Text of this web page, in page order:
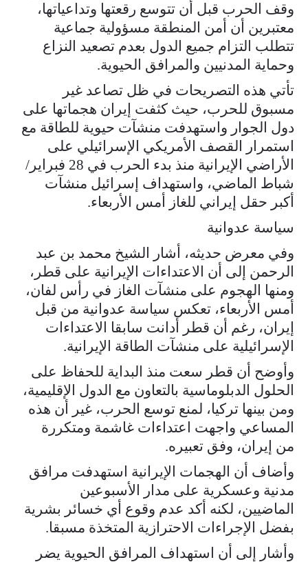
وقف الحرب قبل أن تتوسع رقعتها وتداعياتها،
معتبرين أن أمن المنطقة مسؤولية جماعية
تتطلب التزام جميع الدول بعدم تصعيد النزاع
وحماية المدنيين والمرافق الحيوية.
تأتي هذه التصريحات في ظل تصاعد غير
مسبوق للحرب، حيث كثفت إيران هجماتها على
دول الجوار واستهدفت منشآت حيوية للطاقة مع
استمرار القصف الأمريكي الإسرائيلي على
الأراضي الإيرانية منذ بدء الحرب في 28 فبراير/
شباط الماضي، واستهداف إسرائيل منشآت
أكبر حقل إيراني للغاز أمس الأربعاء.
سياسة عدوانية
وفي معرض حديثه، أشار الشيخ محمد بن عبد
الرحمن إلى أن الاعتداءات الإيرانية على قطر،
ومنها الهجوم على منشآت الغاز في رأس لفان،
أمس الأربعاء، تعكس سياسة عدوانية من قبل
إيران، رغم أن قطر أدانت سابقا الاعتداءات
الإسرائيلية على منشآت الطاقة الإيرانية.
وأوضح أن قطر سعت منذ البداية للحفاظ على
الحلول الدبلوماسية بالتعاون مع الدول الإقليمية،
ومن بينها تركيا، لمنع توسع الحرب، غير أن هذه
المساعي واجهت اعتداءات غاشمة ومتكررة
من إيران، وفق تعبيره.
وأضاف أن الهجمات الإيرانية استهدفت مرافق
مدنية وعسكرية على مدار الأسبوعين
الماضيين، لكنه أكد عدم وقوع أي خسائر بشرية
بفضل الإجراءات الاحترازية المتخذة مسبقا.
وأشار إلى أن استهداف المرافق الحيوية يضر